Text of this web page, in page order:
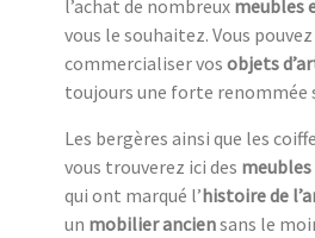
l’achat de nombreux meubles
vous le souhaitez. Vous
commercialiser vos objets
toujours une forte renommée
Les bergères ainsi que les
vous trouverez ici des
qui ont marqué l’histoire de
un mobilier anciensans le